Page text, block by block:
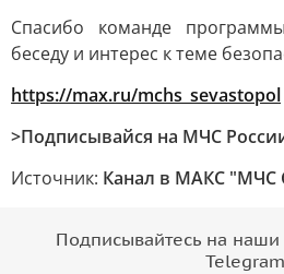
Спасибо команде
беседу и интерес к теме
https://max.ru/mchs_sevastopol
>Подписывайся на МЧС
Источник: Канал в МАКС "МЧС
Подписывайтесь на
Telegram